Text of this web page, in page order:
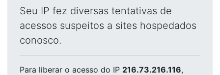
Seu IP fez diversas tentativas de
acessos suspeitos a sites hospedados
conosco.
Para liberar o acesso do IP 216.73.216.116,